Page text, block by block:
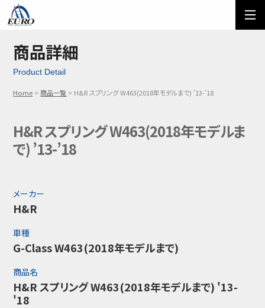
ご利用方法
メール問い合わせ
商品詳細
Product Detail
Home 商品一覧 H&R スプリング W463(2018年モデルまで) ’13-’18
H&R スプリング W463(2018年モデルま
で) ’13-’18
メーカー
H&R
車種
G-Class W463(2018年モデルまで)
商品名
H&R スプリング W463(2018年モデルまで) '13-
'18